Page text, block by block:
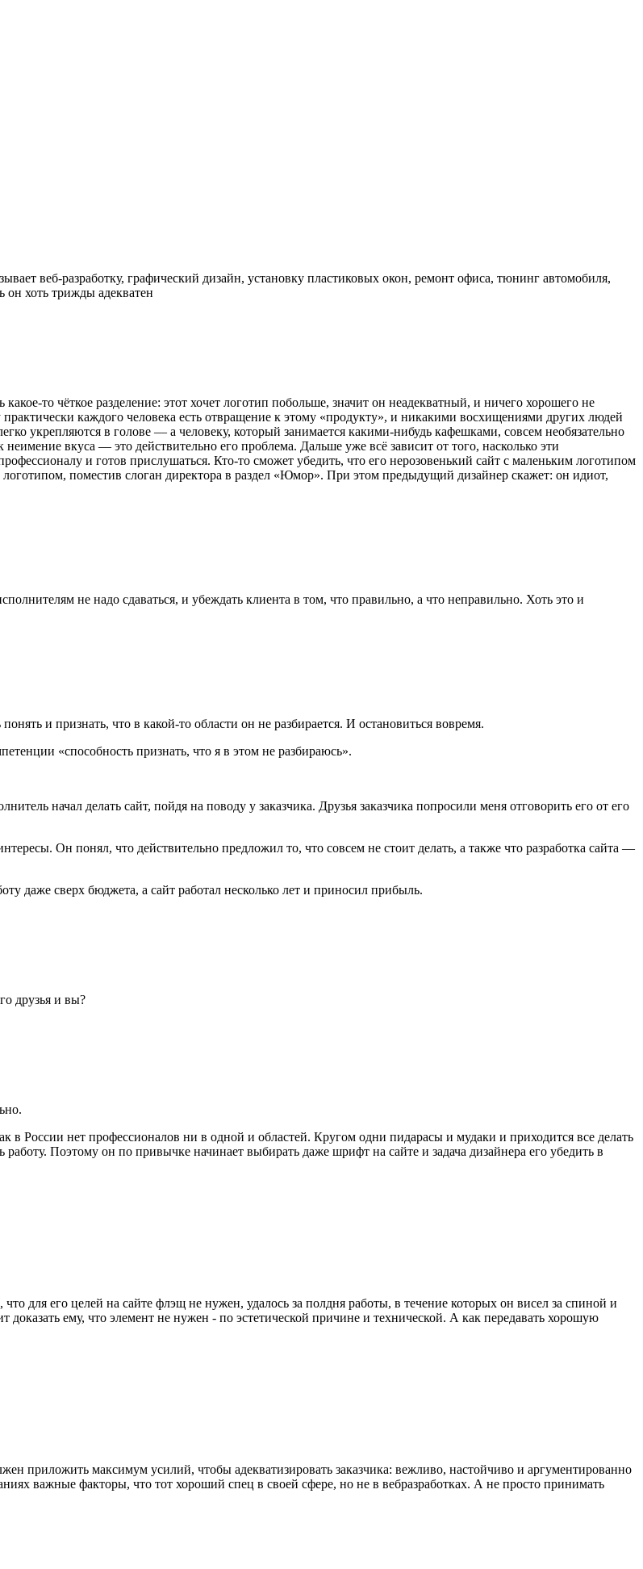
веб-разработку, графический дизайн, установку пластиковых окон, ремонт офиса, тюнинг автомобиля,
он хоть трижды адекватен
то чёткое разделение: этот хочет логотип побольше, значит он неадекватный, и ничего хорошего не
каждого человека есть отвращение к этому «продукту», и никакими восхищениями других людей
укрепляются в голове — а человеку, который занимается какими-нибудь кафешками, совсем необязательно
вкуса — это действительно его проблема. Дальше уже всё зависит от того, насколько эти
и готов прислушаться. Кто-то сможет убедить, что его нерозовенький сайт с маленьким логотипом
поместив слоган директора в раздел «Юмор». При этом предыдущий дизайнер скажет: он идиот,
не надо сдаваться, и убеждать клиента в том, что правильно, а что неправильно. Хоть это и
и признать, что в какой-то области он не разбирается. И остановиться вовремя.
«способность признать, что я в этом не разбираюсь».
начал делать сайт, пойдя на поводу у заказчика. Друзья заказчика попросили меня отговорить его от его
Он понял, что действительно предложил то, что совсем не стоит делать, а также что разработка сайта —
даже сверх бюджета, а сайт работал несколько лет и приносил прибыль.
друзья и вы?
России нет профессионалов ни в одной и областей. Кругом одни пидарасы и мудаки и приходится все делать
Поэтому он по привычке начинает выбирать даже шрифт на сайте и задача дизайнера его убедить в
для его целей на сайте флэщ не нужен, удалось за полдня работы, в течение которых он висел за спиной и
ему, что элемент не нужен - по эстетической причине и технической. А как передавать хорошую
приложить максимум усилий, чтобы адекватизировать заказчика: вежливо, настойчиво и аргументированно
важные факторы, что тот хороший спец в своей сфере, но не в вебразработках. А не просто принимать